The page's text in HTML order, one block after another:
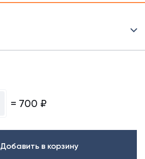
= 700 ₽
Добавить в корзину